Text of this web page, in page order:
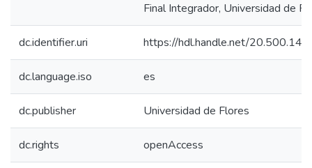
Final Integrador, Universidad de
dc.identifier.uri https://hdl.handle.net/
dc.language.iso es
dc.publisher Universidad de Flores
dc.rights openAccess